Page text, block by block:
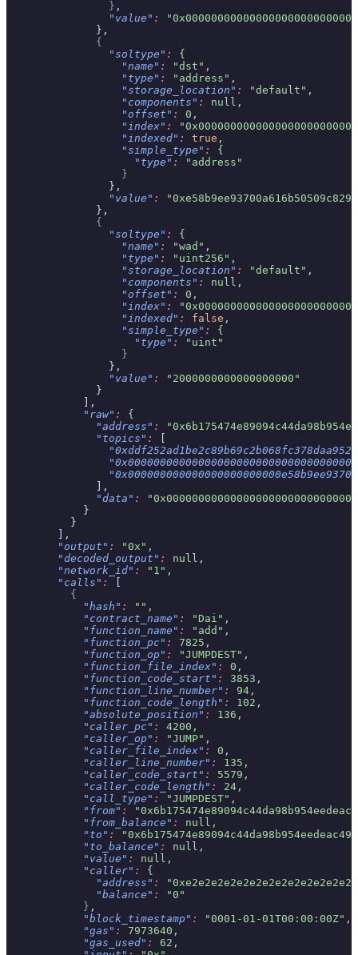
                }
,
                "value"
:
              },
              {
                "soltype"
:
{
                  "name"
:
"dst",
                  "type"
:
"address",
                  "storage_location"
:
"default",
                  "components"
:
null,
                  "offset"
:
0,
                  "index"
:
                  "indexed"
: true ,
                  "simple_type"
:
{
                    "type"
:
"address"
                  }
                },
                "value"
:
              },
              {
                "soltype"
:
{
                  "name"
:
"wad",
                  "type"
:
"uint256",
                  "storage_location"
:
"default",
                  "components"
:
null,
                  "offset"
:
0,
                  "index"
:
                  "indexed"
: false ,
                  "simple_type"
:
{
                    "type"
:
"uint"
                  }
                },
                "value"
:
"2000000000000000000"
              }
            ],
            "raw"
:
{
              "address"
:
              "topics"
:
[
              ],
              "data"
:
            }
          }
        ],
        "output"
:
"0x",
        "decoded_output"
:
null,
        "network_id"
:
"1",
        "calls"
:
[
          {
            "hash"
:
"",
            "contract_name"
:
"Dai",
            "function_name"
:
"add",
            "function_pc"
:
7825,
            "function_op"
:
"JUMPDEST",
            "function_file_index"
:
0,
            "function_code_start"
:
3853,
            "function_line_number"
:
94,
            "function_code_length"
:
102,
            "absolute_position"
:
136,
            "caller_pc"
:
4200,
            "caller_op"
:
"JUMP",
            "caller_file_index"
:
0,
            "caller_line_number"
:
135,
            "caller_code_start"
:
5579,
            "caller_code_length"
:
24,
            "call_type"
:
"JUMPDEST",
            "from"
:
            "from_balance"
:
null,
            "to"
:
            "to_balance"
:
null,
            "value"
:
null,
            "caller"
:
{
              "address"
:
              "balance"
:
"0"
            }
,
            "block_timestamp"
:
"0001-01-01T00:00:00Z",
            "gas"
:
7973640,
            "gas_used"
:
62,